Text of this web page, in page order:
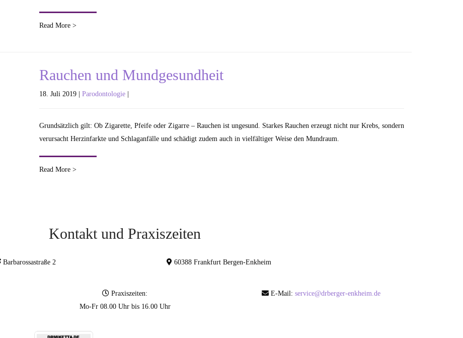
Read More >
Rauchen und Mundgesundheit
18. Juli 2019 | Parodontologie
Grundsätzlich gilt: Ob Zigarette, Pfeife oder Zigarre – Rauchen ist ungesund. Starkes Rauchen erzeugt nicht nur Krebs, sondern
verursacht Herzinfarkte und Schlaganfälle und schädigt zudem auch in vielfältiger Weise den Mundraum.
Read More >
Kontakt und Praxiszeiten
Barbarossastraße 2 60388 Frankfurt Bergen-Enkheim
Praxiszeiten:
Mo-Fr 08.00 Uhr bis 16.00 Uhr
E-Mail: service@drberger-enkheim.de